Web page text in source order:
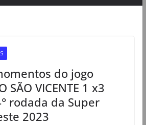
do jogo
SÃO VICENTE 1 x3
rodada da Super
2023